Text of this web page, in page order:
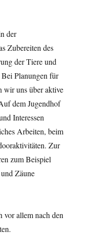
der
Zubereiten des
der Tiere und
Planungen für
wir uns über aktive
dem Jugendhof
Interessen
Arbeiten, beim
Zur
zum Beispiel
Zäune
vor allem nach den